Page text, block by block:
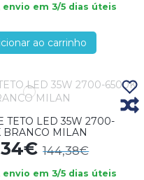
envio em 3/5 dias úteis
ao carrinho
TETO LED 35W 2700-
BRANCO MILAN
144,38€
envio em 3/5 dias úteis